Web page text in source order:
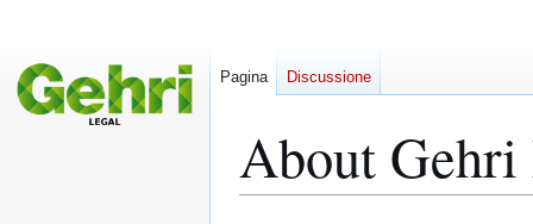
About Gehri
Pagina Discussione